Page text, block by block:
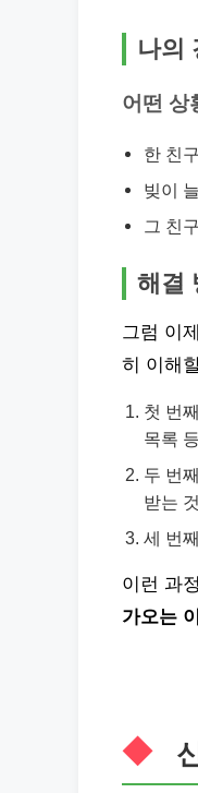
나의
어떤 상
한 친
빚이
그 친
해결
그럼 이
히 이해
첫 번
목록
두 번
받는
세 번
이런 과
가오는